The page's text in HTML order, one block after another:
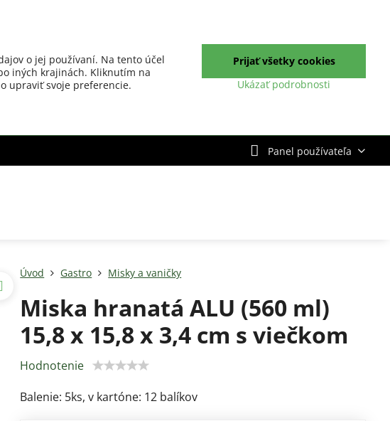
Panel používateľa
Úvod Gastro Misky a vaničky
Miska hranatá ALU (560 ml)
15,8 x 15,8 x 3,4 cm s viečkom
Hodnotenie
Balenie: 5ks, v kartóne: 12 balíkov
o jej používaní. Na tento účel
iných krajinách. Kliknutím na
upraviť svoje preferencie.
Ukázať podrobnosti
Prijať všetky cookies